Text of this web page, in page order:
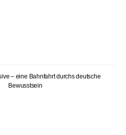
– eine Bahnfahrt durchs deutsche
Bewusstsein